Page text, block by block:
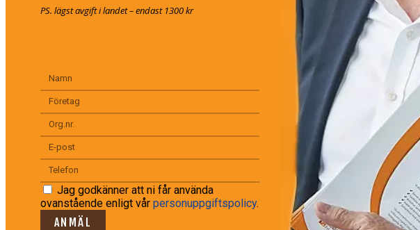
PS. lägst avgift i landet – endast 1300 kr
Jag godkänner att ni får använda
ovanstående enligt vår personuppgiftspolicy.
ANMÄL